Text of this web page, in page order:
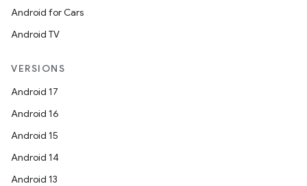
Android for Cars
Android TV
VERSIONS
Android 17
Android 16
Android 15
Android 14
Android 13